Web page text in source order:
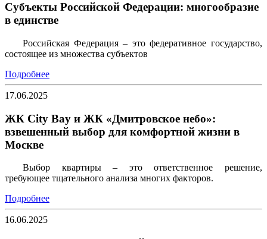
Субъекты Российской Федерации: многообразие
в единстве
Российская Федерация – это федеративное государство,
состоящее из множества субъектов
Подробнее
17.06.2025
ЖК City Bay и ЖК «Дмитровское небо»:
взвешенный выбор для комфортной жизни в
Москве
Выбор квартиры – это ответственное решение,
требующее тщательного анализа многих факторов.
Подробнее
16.06.2025